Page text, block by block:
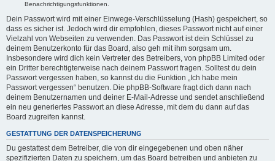
Benachrichtigungsfunktionen.
Dein Passwort wird mit einer Einwege-Verschlüsselung (Hash) gespeichert, so
dass es sicher ist. Jedoch wird dir empfohlen, dieses Passwort nicht auf einer
Vielzahl von Webseiten zu verwenden. Das Passwort ist dein Schlüssel zu
deinem Benutzerkonto für das Board, also geh mit ihm sorgsam um.
Insbesondere wird dich kein Vertreter des Betreibers, von phpBB Limited oder
ein Dritter berechtigterweise nach deinem Passwort fragen. Solltest du dein
Passwort vergessen haben, so kannst du die Funktion „Ich habe mein
Passwort vergessen“ benutzen. Die phpBB-Software fragt dich dann nach
deinem Benutzernamen und deiner E-Mail-Adresse und sendet anschließend
ein neu generiertes Passwort an diese Adresse, mit dem du dann auf das
Board zugreifen kannst.
GESTATTUNG DER DATENSPEICHERUNG
Du gestattest dem Betreiber, die von dir eingegebenen und oben näher
spezifizierten Daten zu speichern, um das Board betreiben und anbieten zu